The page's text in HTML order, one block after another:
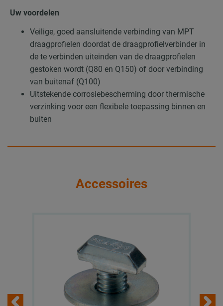
Uw voordelen
Veilige, goed aansluitende verbinding van MPT
draagprofielen doordat de draagprofielverbinder in
de te verbinden uiteinden van de draagprofielen
gestoken wordt (Q80 en Q150) of door verbinding
van buitenaf (Q100)
Uitstekende corrosiebescherming door thermische
verzinking voor een flexibele toepassing binnen en
buiten
Accessoires